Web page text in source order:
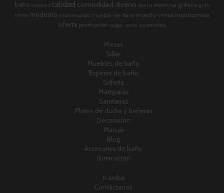
bano cajones calidad comodidad diseno ducha esencial griferia grifo
imex moderno monomando mueble-de-bano mundo-mesa mundomesa
oferta promocion salgar sonia suspendido
Mesas
Sillas
Muebles de baño
Espejos de baño
Grifería
Mamparas
Sanitarios
Platos de ducha y bañeras
Decoración
Marcas
Blog
Accesorios de baño
Iluminación
Ir arriba
Contáctanos